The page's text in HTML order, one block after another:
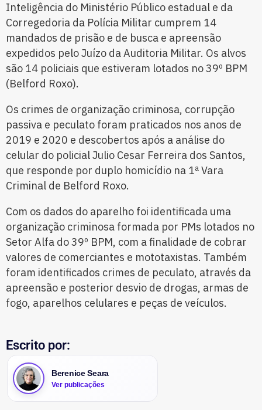
Inteligência do Ministério Público estadual e da
Corregedoria da Polícia Militar cumprem 14
mandados de prisão e de busca e apreensão
expedidos pelo Juízo da Auditoria Militar. Os alvos
são 14 policiais que estiveram lotados no 39º BPM
(Belford Roxo).
Os crimes de organização criminosa, corrupção
passiva e peculato foram praticados nos anos de
2019 e 2020 e descobertos após a análise do
celular do policial Julio Cesar Ferreira dos Santos,
que responde por duplo homicídio na 1ª Vara
Criminal de Belford Roxo.
Com os dados do aparelho foi identificada uma
organização criminosa formada por PMs lotados no
Setor Alfa do 39º BPM, com a finalidade de cobrar
valores de comerciantes e mototaxistas. Também
foram identificados crimes de peculato, através da
apreensão e posterior desvio de drogas, armas de
fogo, aparelhos celulares e peças de veículos.
Escrito por:
Berenice Seara
Ver publicações